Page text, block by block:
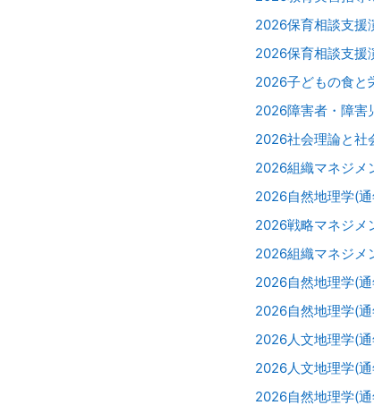
2026保育相談支援
2026保育相談支援
2026子どもの食と
2026障害者・障害
2026社会理論と社
2026組織マネジメ
2026自然地理学(
2026戦略マネジメ
2026組織マネジメ
2026自然地理学(
2026自然地理学(
2026人文地理学(
2026人文地理学(
2026自然地理学(